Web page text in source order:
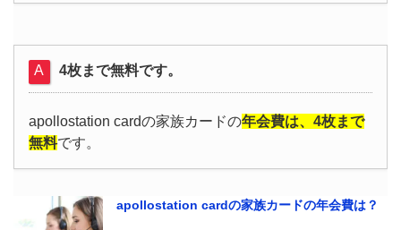
4枚まで無料です。
apollostation cardの家族カードの年会費は、4枚まで
無料です。
apollostation cardの家族カードの年会費は？